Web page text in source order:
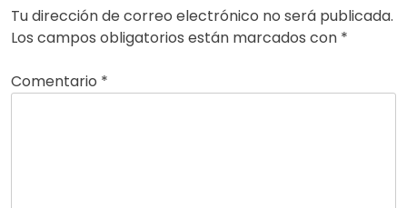
Tu dirección de correo electrónico no será publicada.
Los campos obligatorios están marcados con *
Comentario *